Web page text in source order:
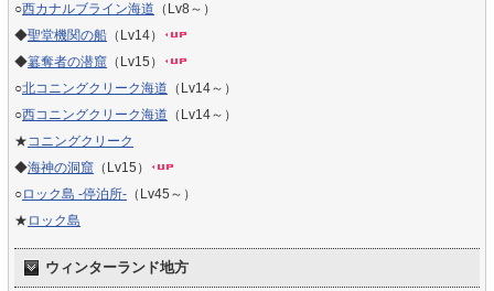
○西カナルブライン海道 （Lv8～）
◆聖堂機関の船 （Lv14）
◆簒奪者の潜窟 （Lv15）
○北コニングクリーク海道 （Lv14～）
○西コニングクリーク海道 （Lv14～）
★コニングクリーク
◆海神の洞窟 （Lv15）
○ロック島 -停泊所- （Lv45～）
★ ロック島
ウィンターランド地方